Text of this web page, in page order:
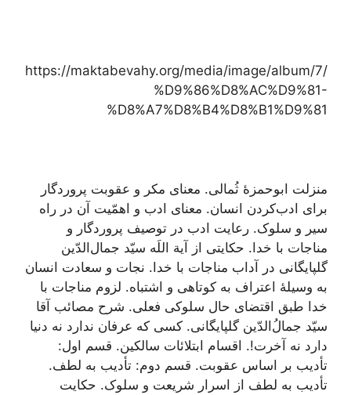
https://maktabevahy.org/media/image/album/7/
%D9%86%D8%AC%D9%81-
%D8%A7%D8%B4%D8%B1%D9%81
منزلت ابوحمزۀ ثُمالی. معنای مکر و عقوبت پروردگار
برای ادب‌کردن انسان. معنای ادب و اهمّیت آن در راه
سیر و سلوک. رعایت ادب در توصیف پروردگار و
مناجات با خدا. حکایتی از آیة اللَه سیّد جمال‌الدّین
گلپایگانی در آداب مناجات با خدا. نجات و سعادت انسان
به وسیلۀ اعتراف به کوتاهی و اشتباه. لزوم مناجات با
خدا طبق اقتضای حال سلوکی فعلی. شرح مصائب آقا
سیّد جمال‌ُالدّین گلپایگانی. کسی که عرفان ندارد نه دنیا
دارد نه آخرت!. اقسام ابتلائات سالکین. قسم اول:
تأدیب بر اساس عقوبت. قسم دوم: تأدیب به لطف.
تأدیب به لطف از اسرار شریعت و سلوک. حکایت